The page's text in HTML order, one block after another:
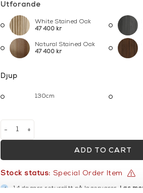
Utförande
White Stained Oak
47 400 kr
Natural Stained Oak
47 400 kr
Djup
130cm
+
-
ADD TO CART
Stock status: Special Order Item
14 dagars returrätt på lagervaror.
Läs